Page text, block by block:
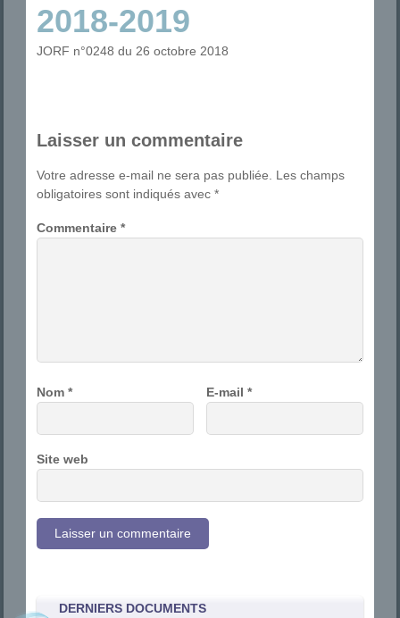
2018-2019
JORF n°0248 du 26 octobre 2018
Laisser un commentaire
Votre adresse e-mail ne sera pas publiée.
Les champs
obligatoires sont indiqués avec*
Commentaire*
Nom* E-mail*
Site web
DERNIERS DOCUMENTS